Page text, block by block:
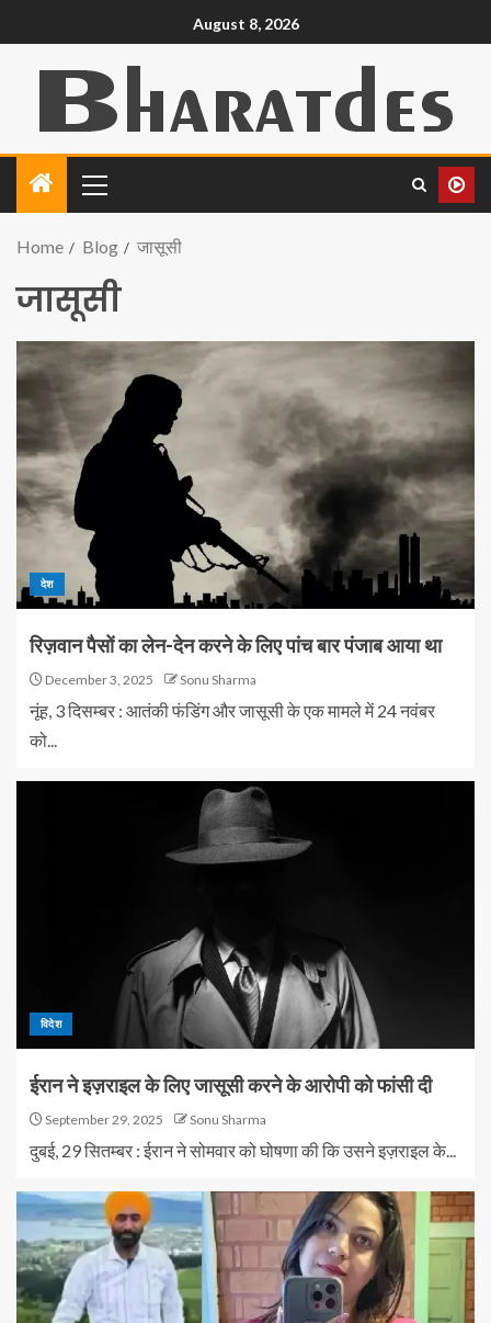
August 8, 2026
Home Blog जासूसी
जासूसी
देश
रिज़वान पैसों का लेन-देन करने के लिए पांच बार पंजाब आया था
December 3, 2025 Sonu Sharma
नूंह, 3 दिसम्बर : आतंकी फंडिंग और जासूसी के एक मामले में 24 नवंबर
को...
विदेश
ईरान ने इज़राइल के लिए जासूसी करने के आरोपी को फांसी दी
September 29, 2025 Sonu Sharma
दुबई, 29 सितम्बर : ईरान ने सोमवार को घोषणा की कि उसने इज़राइल के...